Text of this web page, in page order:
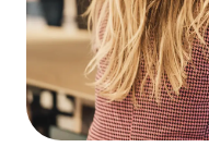
Import
och
export
Kundberättelser